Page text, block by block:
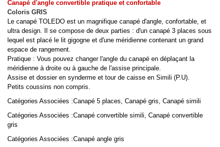
Canapé d'angle convertible pratique et confortable
Coloris GRIS
Le canapé TOLEDO est un magnifique canapé d'angle, confortable, et
ultra design. Il se compose de deux parties : d'un canapé 3 places sous
lequel est placé le lit gigogne et d'une méridienne contenant un grand
espace de rangement.
Pratique : Vous pouvez changer l'angle du canapé en déplaçant la
méridienne à droite ou à gauche de l'assise principale.
Assise et dossier en synderme et tour de caisse en Simili (P.U).
Petits coussins non compris.
Catégories Associées :Canapé 5 places Canapé gris Canapé simili
Catégories Associées :Canapé convertible simili Canapé convertible
gris
Catégories Associées :Canapé angle gris